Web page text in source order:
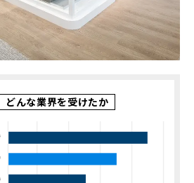
どんな業界を受けたか